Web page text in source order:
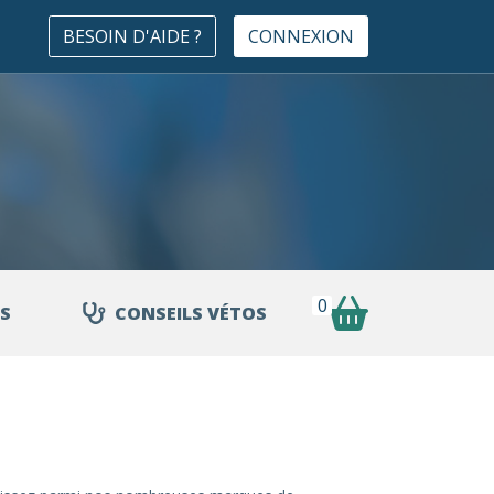
BESOIN D'AIDE ? CONNEXION
CONSEILS VÉTOS 0